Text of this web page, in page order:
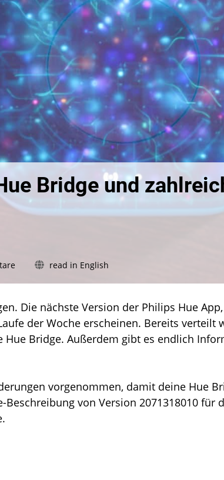
Bridge und
zu
für
die
Hue
Bridge
read in English
Die nächste Version der Philips Hue
der Woche erscheinen. Bereits verteilt
Bridge. Außerdem gibt es endlich
vorgenommen, damit deine Hue
von Version 2071318010 für